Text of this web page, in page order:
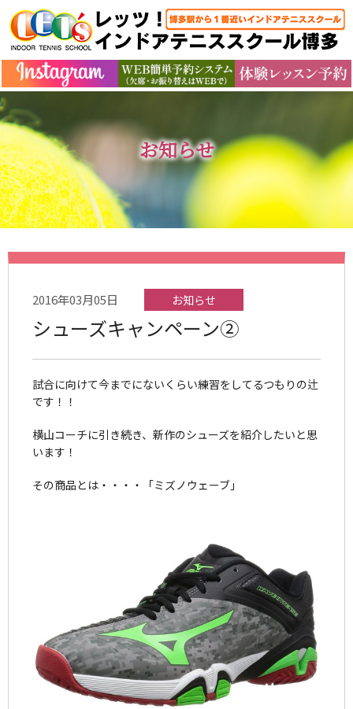
お知らせ
2016年03月05日 お知らせ
シューズキャンペーン②
試合に向けて今までにないくらい練習をしてるつもりの辻
です！！
横山コーチに引き続き、新作のシューズを紹介したいと思
います！
その商品とは・・・・「ミズノウェーブ」